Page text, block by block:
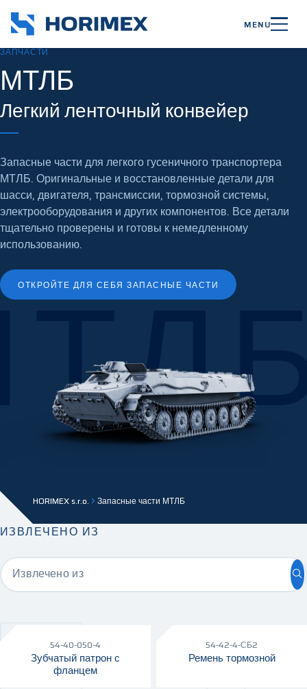
MENU
ЗАПЧАСТИ
МТЛБ
Легкий ленточный конвейер
Запасные части для легкого гусеничного транспортера
МТЛБ. Оригинальные и восстановленные детали для
шасси, двигателя, трансмиссии, тормозной системы,
электрооборудования и других компонентов. Все детали
тщательно проверены и готовы к немедленному
использованию.
ОТКРОЙТЕ ДЛЯ СЕБЯ ЗАПАСНЫЕ ЧАСТИ
HORIMEX s.r.o. Запасные части МТЛБ
ИЗВЛЕЧЕНО ИЗ
Извлечено из
54-40-050-4
Зубчатый патрон с
фланцем
54-42-4-СБ2
Ремень тормозной